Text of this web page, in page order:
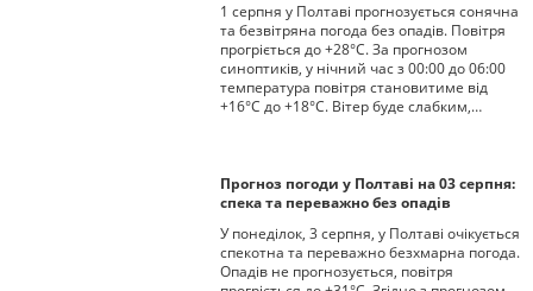
1 серпня у Полтаві прогнозується сонячна
та безвітряна погода без опадів. Повітря
прогріється до +28°С. За прогнозом
синоптиків, у нічний час з 00:00 до 06:00
температура повітря становитиме від
+16°С до +18°С. Вітер буде слабким,…
Прогноз погоди у Полтаві на 03 серпня:
спека та переважно без опадів
У понеділок, 3 серпня, у Полтаві очікується
спекотна та переважно безхмарна погода.
Опадів не прогнозується, повітря